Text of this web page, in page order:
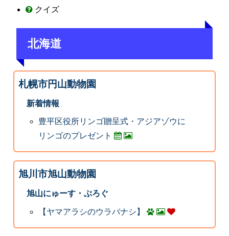
クイズ
北海道
札幌市円山動物園
新着情報
豊平区役所リンゴ贈呈式・アジアゾウに
リンゴのプレゼント
旭川市旭山動物園
旭山にゅーす・ぶろぐ
【ヤマアラシのウラバナシ】